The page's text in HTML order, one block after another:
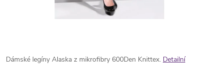
Dámské legíny Alaska z mikrofibry 600Den Knittex. Detailní